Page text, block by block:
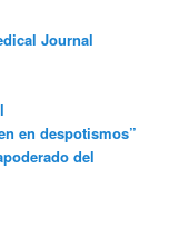
Journal
en despotismos”
del